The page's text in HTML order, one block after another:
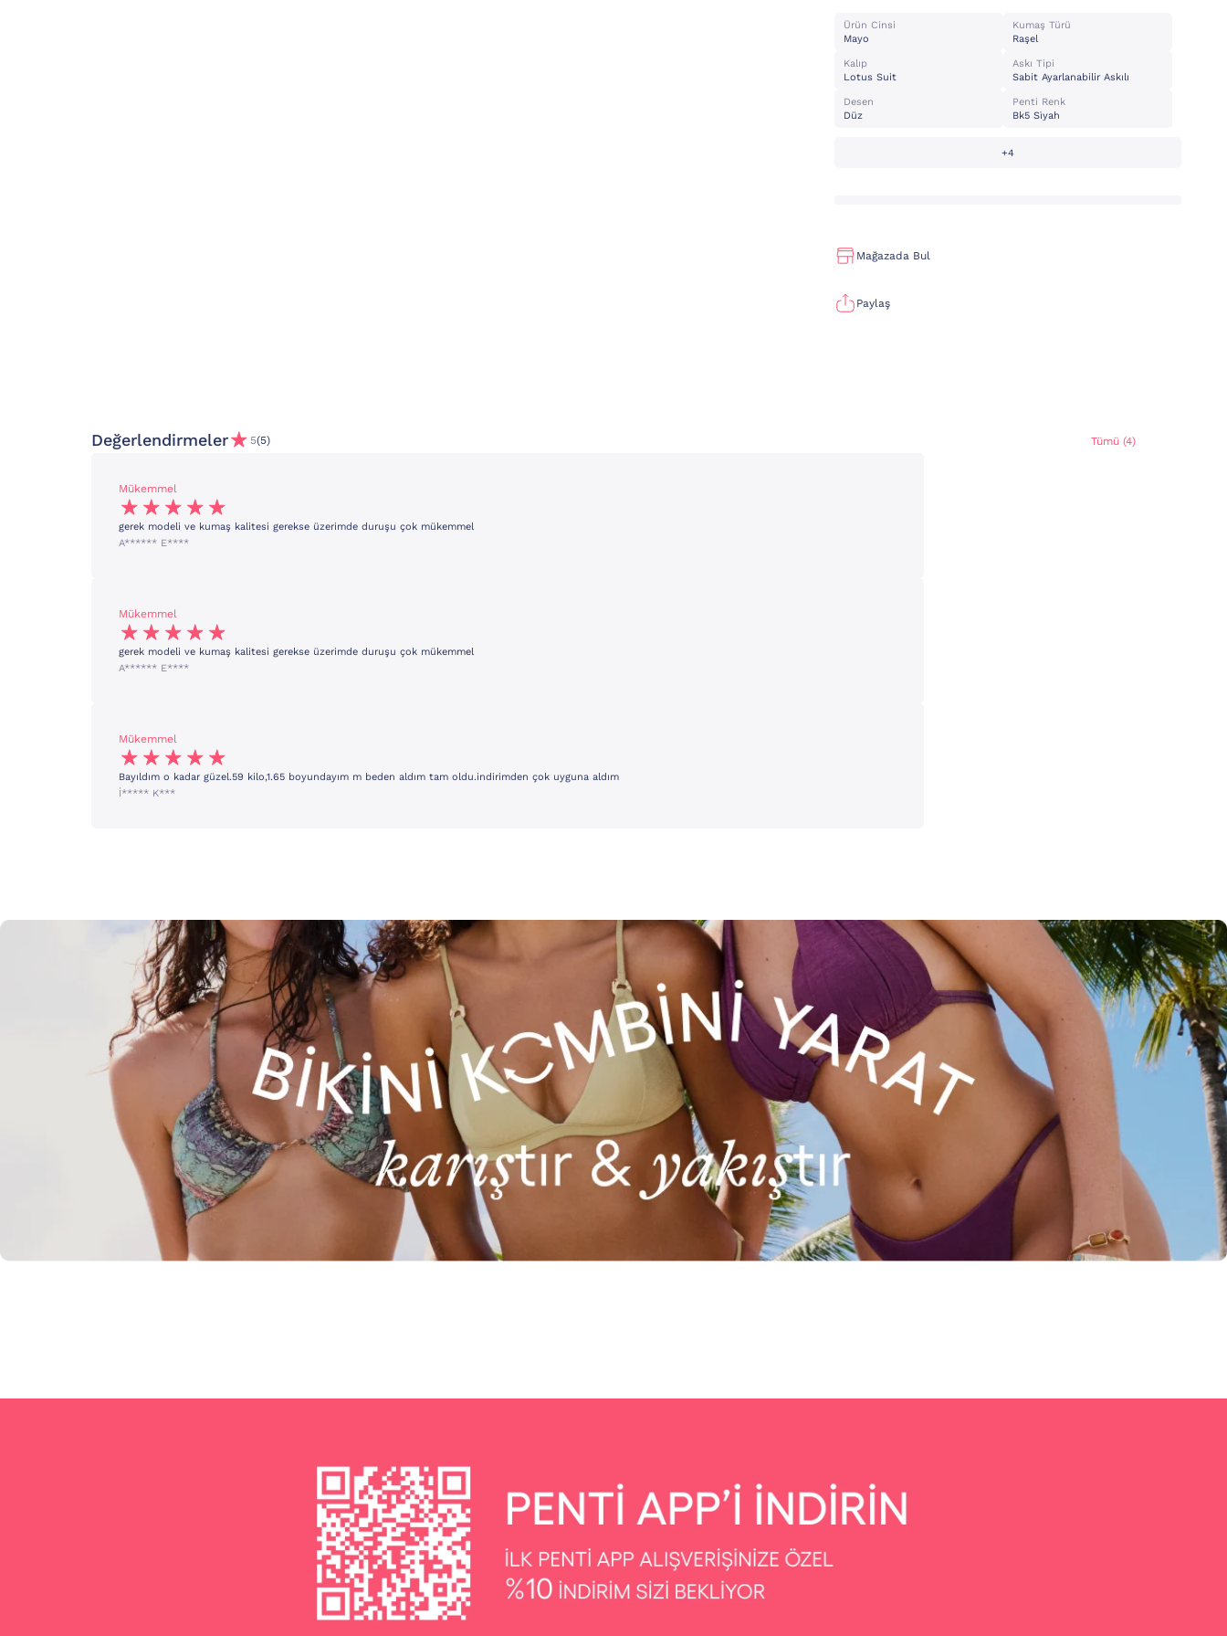
Ürün Cinsi
Mayo
Kumaş Türü
Raşel
Kalıp
Lotus Suit
Askı Tipi
Sabit Ayarlanabilir Askılı
Desen
Düz
Penti Renk
Bk5 Si̇yah
+4
Mağazada Bul
Paylaş
Değerlendirmeler 5(5) Tümü (4)
Mükemmel
gerek modeli ve kumaş kalitesi gerekse üzerimde duruşu çok mükemmel
A****** E****
Mükemmel
gerek modeli ve kumaş kalitesi gerekse üzerimde duruşu çok mükemmel
A****** E****
Mükemmel
Bayıldım o kadar güzel.59 kilo,1.65 boyundayım m beden aldım tam oldu.indirimden çok uyguna aldım
İ***** K***